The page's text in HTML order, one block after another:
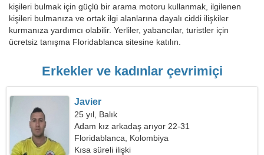
kişileri bulmak için güçlü bir arama motoru kullanmak, ilgilenen
kişileri bulmanıza ve ortak ilgi alanlarına dayalı ciddi ilişkiler
kurmanıza yardımcı olabilir. Yerliler, yabancılar, turistler için
ücretsiz tanışma Floridablanca sitesine katılın.
Erkekler ve kadınlar çevrimiçi
Javier
25 yıl, Balık
Adam kız arkadaş arıyor 22-31
Floridablanca, Kolombiya
Kısa süreli ilişki